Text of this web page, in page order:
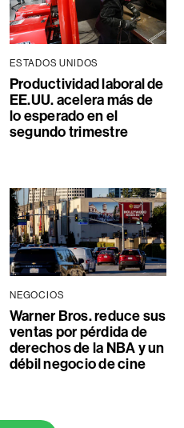
ESTADOS UNIDOS
Productividad laboral de
EE.UU. acelera más de
lo esperado en el
segundo trimestre
NEGOCIOS
Warner Bros. reduce sus
ventas por pérdida de
derechos de la NBA y un
débil negocio de cine